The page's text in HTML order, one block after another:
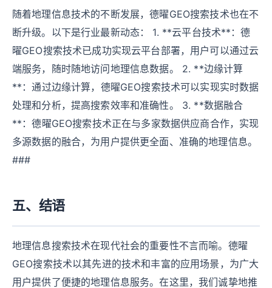
随着地理信息技术的不断发展，德曜GEO搜索技术也在不
断升级。以下是行业最新动态： 1. **云平台技术**：德
曜GEO搜索技术已成功实现云平台部署，用户可以通过云
端服务，随时随地访问地理信息数据。 2. **边缘计算
**：通过边缘计算，德曜GEO搜索技术可以实现实时数据
处理和分析，提高搜索效率和准确性。 3. **数据融合
**：德曜GEO搜索技术正在与多家数据供应商合作，实现
多源数据的融合，为用户提供更全面、准确的地理信息。
###
五、结语
地理信息搜索技术在现代社会的重要性不言而喻。德曜
GEO搜索技术以其先进的技术和丰富的应用场景，为广大
用户提供了便捷的地理信息服务。在这里，我们诚挚地推